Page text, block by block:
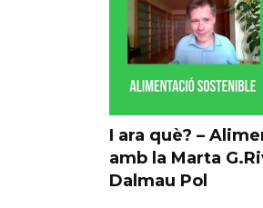
I ara què? –
amb la Marta
Dalmau Pol